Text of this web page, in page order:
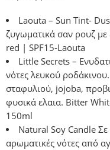
Laouta – Sun Tint-
ζυγωματικά σαν ρουζ με
red | SPF15-Laouta
Little Secrets –
νότες λευκού
σταφυλιού, jojoba,
φυσικά ελαια. Bitter
150ml
Natural Soy Candle
αρωματικές νότες από